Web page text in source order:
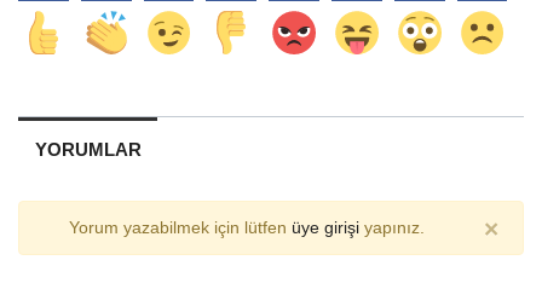
YORUMLAR
Yorum yazabilmek için lütfen üye girişiyapınız. ×